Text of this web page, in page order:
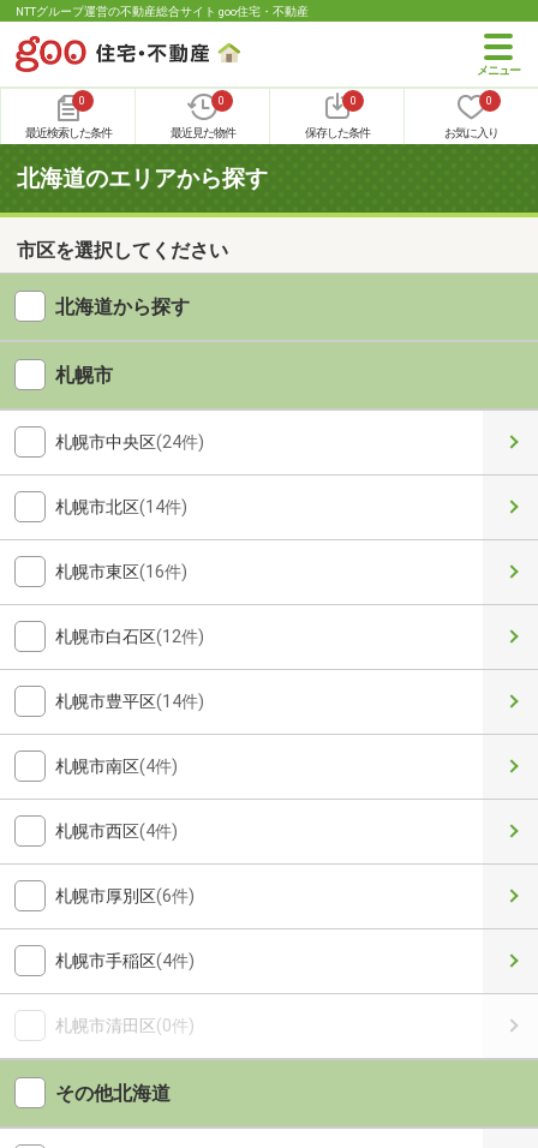
NTTグループ運営の不動産総合サイト goo住宅・不動産
0
最近検索した条件
0
最近見た物件
0
保存した条件
0
お気に入り
北海道のエリアから探す
市区を選択してください
北海道から探す
札幌市
札幌市中央区(24件)
札幌市北区(14件)
札幌市東区(16件)
札幌市白石区(12件)
札幌市豊平区(14件)
札幌市南区(4件)
札幌市西区(4件)
札幌市厚別区(6件)
札幌市手稲区(4件)
札幌市清田区(0件)
その他北海道